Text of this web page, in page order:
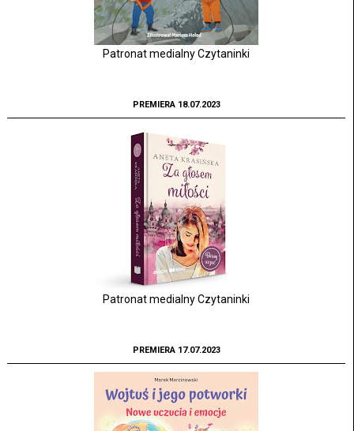
Patronat medialny Czytaninki
PREMIERA 18.07.2023
Patronat medialny Czytaninki
PREMIERA 17.07.2023